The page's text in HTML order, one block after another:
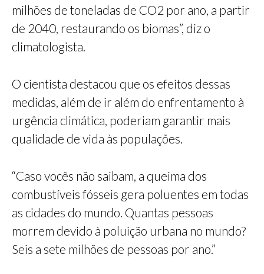
milhões de toneladas de CO2 por ano, a partir
de 2040, restaurando os biomas”, diz o
climatologista.
O cientista destacou que os efeitos dessas
medidas, além de ir além do enfrentamento à
urgência climática, poderiam garantir mais
qualidade de vida às populações.
“Caso vocês não saibam, a queima dos
combustíveis fósseis gera poluentes em todas
as cidades do mundo. Quantas pessoas
morrem devido à poluição urbana no mundo?
Seis a sete milhões de pessoas por ano.”